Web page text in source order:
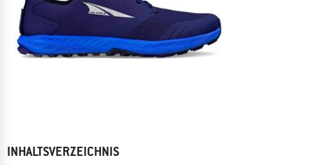
INHALTSVERZEICHNIS